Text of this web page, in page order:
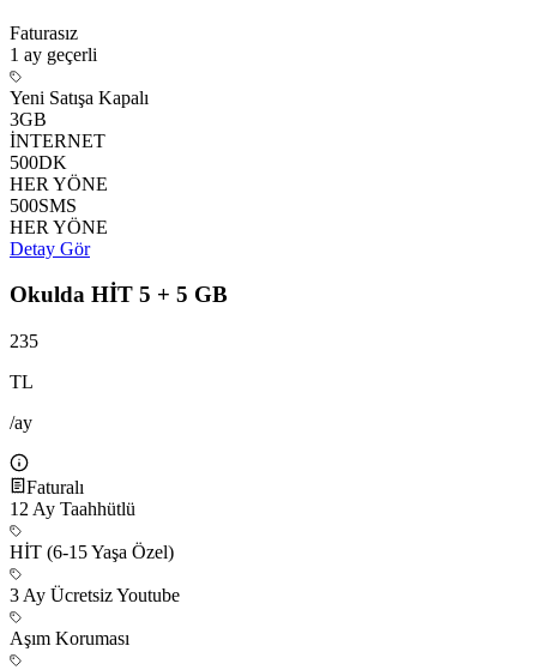
Faturasız
1 ay geçerli
Yeni Satışa Kapalı
3GB
İNTERNET
500DK
HER YÖNE
500SMS
HER YÖNE
Detay Gör
Okulda HİT 5 + 5 GB
235
TL
/ay
Faturalı
12 Ay Taahhütlü
HİT (6-15 Yaşa Özel)
3 Ay Ücretsiz Youtube
Aşım Koruması